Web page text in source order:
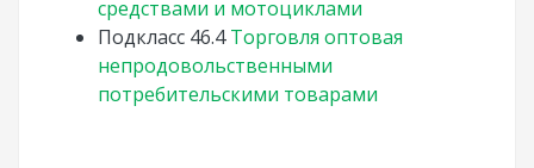
средствами и мотоциклами
Подкласс 46.4 Торговля оптовая
непродовольственными
потребительскими товарами